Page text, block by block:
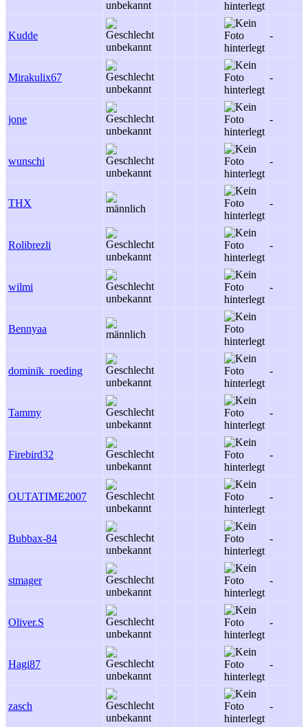
Kudde -
Mirakulix67 -
jone -
wunschi -
THX -
Rolibrezli -
wilmi -
Bennyaa
dominik_roeding -
Tammy -
Firebird32 -
OUTATIME2007 -
Bubbax-84 -
stmager -
Oliver.S -
Hagi87 -
zasch -